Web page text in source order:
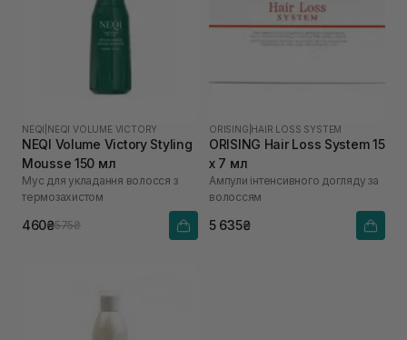
NEQI NEQI VOLUME VICTORY
NEQI Volume Victory Styling
Mousse 150 мл
Мус для укладання волосся з
термозахистом
460₴575₴
ORISING HAIR LOSS SYSTEM
ORISING Hair Loss System 15
х 7 мл
Ампули інтенсивного догляду за
волоссям
5 635₴